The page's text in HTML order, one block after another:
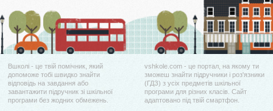
Вшколі - це твій помічник, який
допоможе тобі швидко знайти
відповідь на завдання або
завантажити підручник зі шкільної
програми без жодних обмежень.
vshkole.com - це портал, на якому ти
зможеш знайти підручники і роз'язники
(ГДЗ) з усіх предметів шкільної
програми для різних класів. Сайт
адаптовано під твій смартфон.